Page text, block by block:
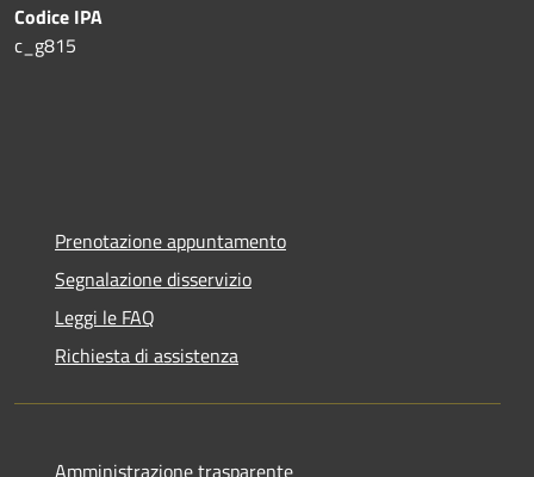
Codice IPA
c_g815
Prenotazione appuntamento
Segnalazione disservizio
Leggi le FAQ
Richiesta di assistenza
Amministrazione trasparente